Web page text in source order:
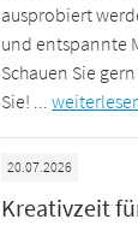
ausprobiert
und entspannte
Schauen Sie
Sie! ...
20.07.2026
Kreativzeit